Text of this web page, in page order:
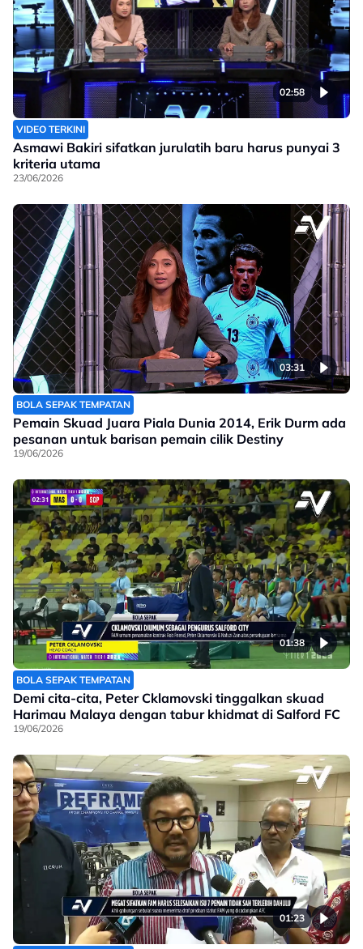
02:58
VIDEO TERKINI
Asmawi Bakiri sifatkan jurulatih baru harus punyai 3
kriteria utama
23/06/2026
03:31
BOLA SEPAK TEMPATAN
Pemain Skuad Juara Piala Dunia 2014, Erik Durm ada
pesanan untuk barisan pemain cilik Destiny
19/06/2026
01:38
BOLA SEPAK TEMPATAN
Demi cita-cita, Peter Cklamovski tinggalkan skuad
Harimau Malaya dengan tabur khidmat di Salford FC
19/06/2026
01:23